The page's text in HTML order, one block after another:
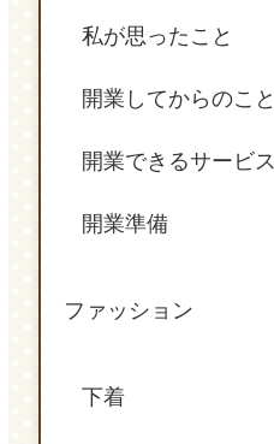
私が思ったこと
開業してからのこと
開業できるサービス
開業準備
ファッション
下着